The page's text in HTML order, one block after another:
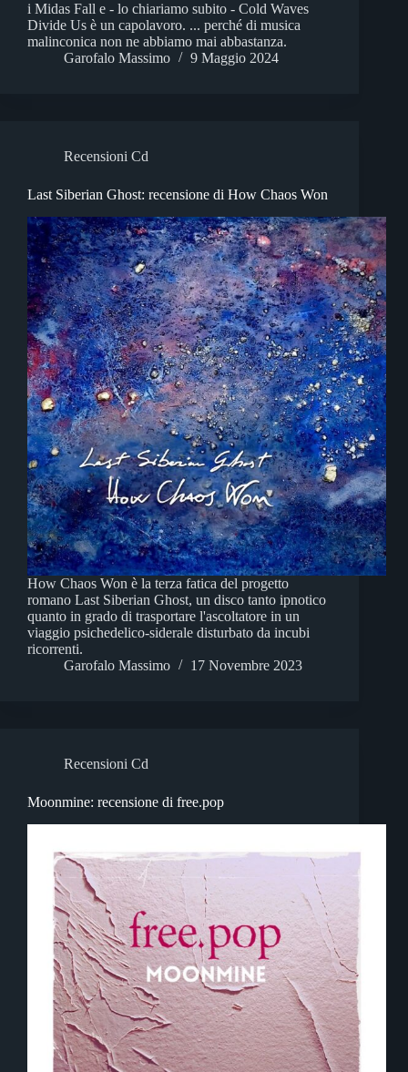
i Midas Fall e - lo chiariamo subito - Cold Waves
Divide Us è un capolavoro. ... perché di musica
malinconica non ne abbiamo mai abbastanza.
Garofalo Massimo
9 Maggio 2024
Recensioni Cd
Last Siberian Ghost: recensione di How Chaos Won
How Chaos Won è la terza fatica del progetto
romano Last Siberian Ghost, un disco tanto ipnotico
quanto in grado di trasportare l'ascoltatore in un
viaggio psichedelico-siderale disturbato da incubi
ricorrenti.
Garofalo Massimo
17 Novembre 2023
Recensioni Cd
Moonmine: recensione di free.pop